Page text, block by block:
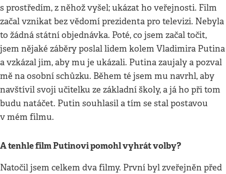
s prostředím, z něhož vyšel; ukázat ho veřejnosti. Film
začal vznikat bez vědomí prezidenta pro televizi. Nebyla
to žádná státní objednávka. Poté, co jsem začal točit,
jsem nějaké záběry poslal lidem kolem Vladimira Putina
a vzkázal jim, aby mu je ukázali. Putina zaujaly a pozval
mě na osobní schůzku. Během té jsem mu navrhl, aby
navštívil svoji učitelku ze základní školy, a já ho při tom
budu natáčet. Putin souhlasil a tím se stal postavou
v mém filmu.
A tenhle film Putinovi pomohl vyhrát volby?
Natočil jsem celkem dva filmy. První byl zveřejněn před